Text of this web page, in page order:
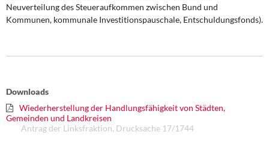
DIE LINKE
Institut Solidarische Moderne
Rosa-Luxemburg-Stiftung
Neuverteilung des Steueraufkommen zwischen Bund und
Kommunen, kommunale Investitionspauschale, Entschuldungsfonds).
Downloads
Wiederherstellung der Handlungsfähigkeit von Städten,
Gemeinden und Landkreisen
Antrag der Linksfraktion, Drucksache 17/1744